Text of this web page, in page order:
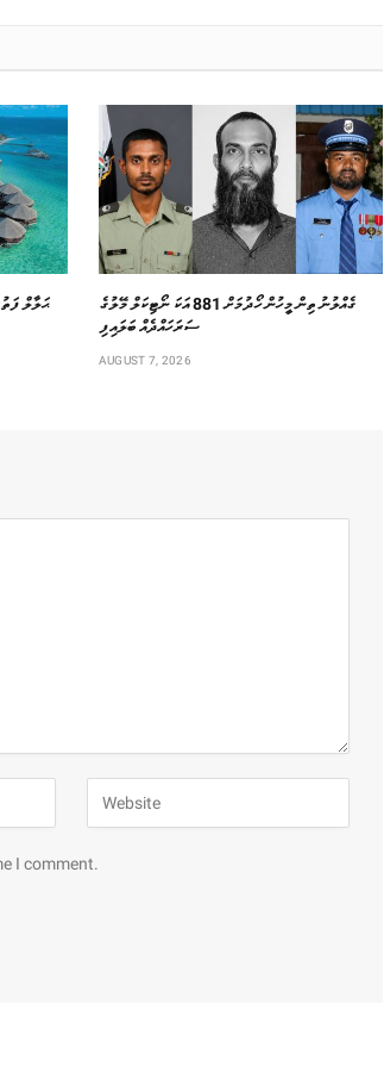
ގެއްލުނު ތިން މީހުން ހޯދުމަށް 881 އަކަ ނޯޓިކަލް މޭލުގެ
ސަރަހައްދެއް ބަލައިފި
AUGUST 7, 2026
I comment.